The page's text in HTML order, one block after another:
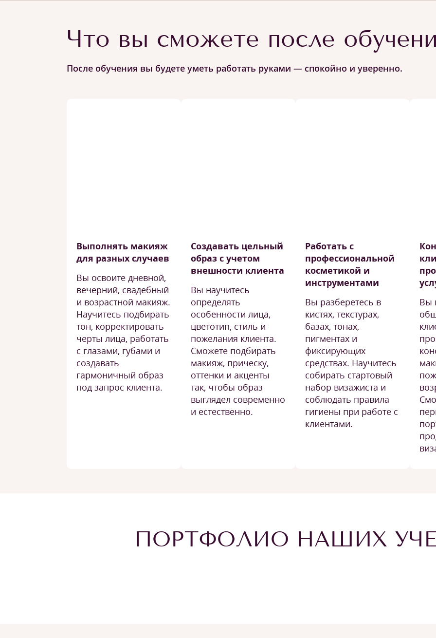
Что вы сможете после
После обучения вы будете уметь работать руками — спокойно и уверенно.
Выполнять макияж
для разных случаев
Вы освоите дневной,
вечерний, свадебный
и возрастной макияж.
Научитесь подбирать
тон, корректировать
черты лица, работать
с глазами, губами и
создавать
гармоничный образ
под запрос клиента.
Создавать цельный
образ с учетом
внешности клиента
Вы научитесь
определять
особенности лица,
цветотип, стиль и
пожелания клиента.
Сможете подбирать
макияж, прическу,
оттенки и акценты
так, чтобы образ
выглядел современно
и естественно.
Работать с
профессиональной
косметикой и
инструментами
Вы разберетесь в
кистях, текстурах,
базах, тонах,
пигментах и
фиксирующих
средствах. Научитесь
собирать стартовый
набор визажиста и
соблюдать правила
гигиены при работе с
клиентами.
Вы
ПОРТФОЛИО НАШИХ